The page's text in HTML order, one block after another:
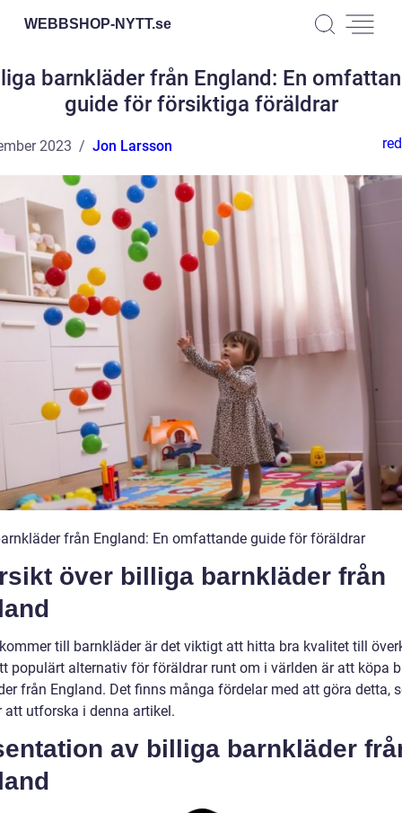
WEBBSHOP-NYTT.se
barnkläder från England: En
guide för försiktiga föräldrar
2023 Jon Larsson
från England: En omfattande guide för föräldrar
över billiga barnkläder från
till barnkläder är det viktigt att hitta bra kvalitet till
populärt alternativ för föräldrar runt om i världen är att köpa
från England. Det finns många fördelar med att göra detta,
att utforska i denna artikel.
av billiga barnkläder